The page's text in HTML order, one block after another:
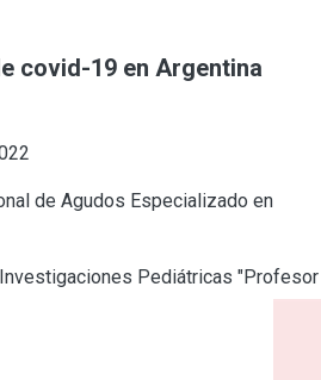
covid-19 en Argentina
de Agudos Especializado en
Pediátricas "Profesor